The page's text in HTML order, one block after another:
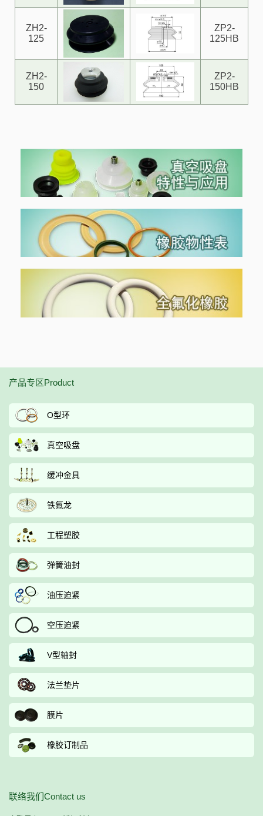
ZH2-
125
ZP2-
125HB
ZH2-
150
ZP2-
150HB
产品专区Product
O型环
真空吸盘
缓冲金具
铁氟龙
工程塑胶
弹簧油封
油压迫紧
空压迫紧
V型轴封
法兰垫片
膜片
橡胶订制品
联络我们Contact us